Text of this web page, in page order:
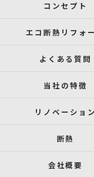
コンセプト
エコ断熱リフォ
よくある質問
当社の特徴
リノベーション
断熱
会社概要